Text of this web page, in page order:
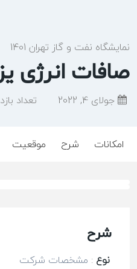
نمایشگاه نفت و گاز تهران 1401
صافات انرژی
جولای 4, 2022 تعداد
امکانات شرح موقعیت
شرح
نوع : مشخصات شرکت